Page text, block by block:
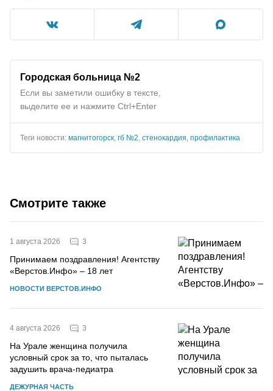
Городская больница №2
Если вы заметили ошибку в тексте,
выделите ее и нажмите Ctrl+Enter
Теги новости: магнитогорск, гб №2, стенокардия, профилактика
Смотрите также
1 августа 2026 3
Принимаем поздравления! Агентству
«Верстов.Инфо» – 18 лет
НОВОСТИ ВЕРСТОВ.ИНФО
4 августа 2026 3
На Урале женщина получила
условный срок за то, что пыталась
задушить врача-педиатра
ДЕЖУРНАЯ ЧАСТЬ